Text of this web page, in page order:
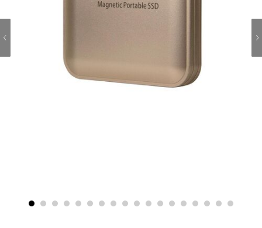
10 11 12 13 14 15 16 17